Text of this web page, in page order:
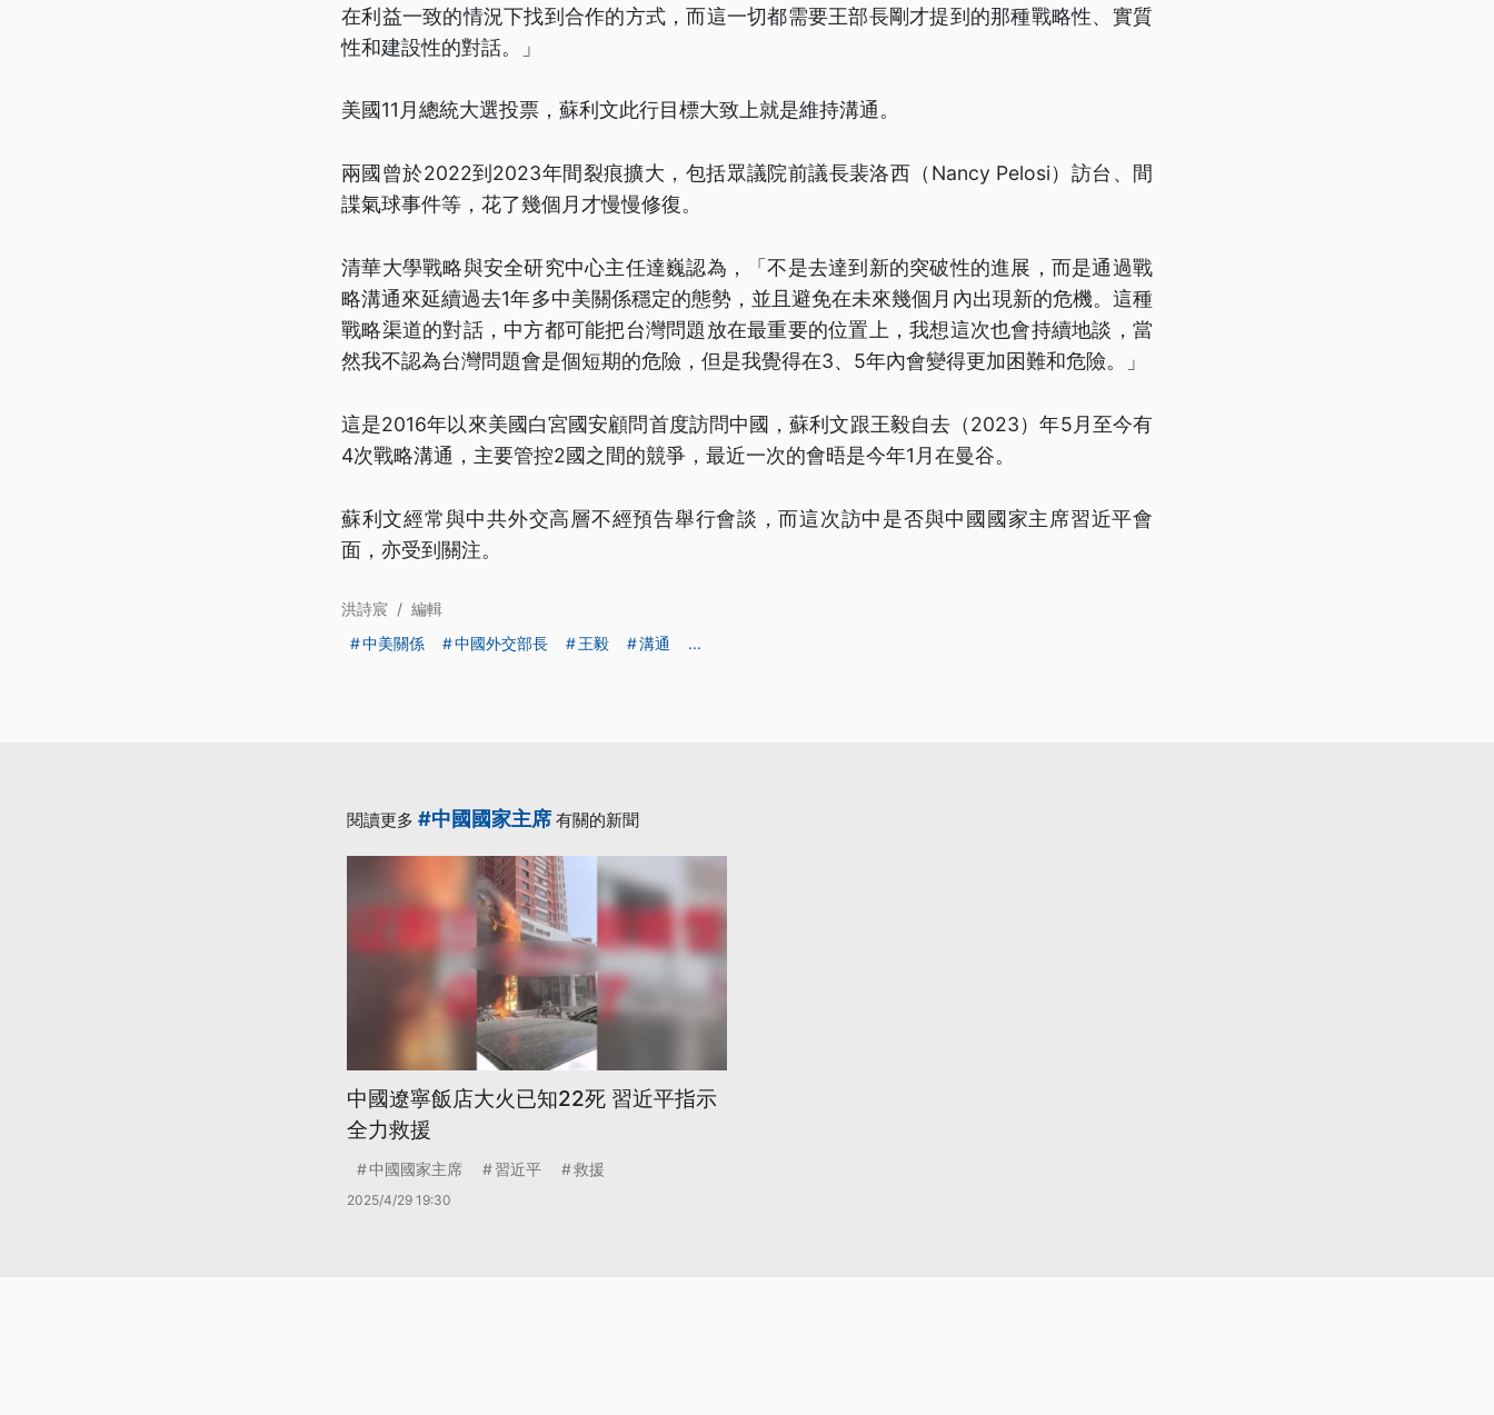
在利益一致的情況下找到合作的方式，而這一切都需要王部長剛才提到的那種戰略性、實質
性和建設性的對話。」
美國11月總統大選投票，蘇利文此行目標大致上就是維持溝通。
兩國曾於2022到2023年間裂痕擴大，包括眾議院前議長裴洛西（Nancy Pelosi）訪台、間
諜氣球事件等，花了幾個月才慢慢修復。
清華大學戰略與安全研究中心主任達巍認為，「不是去達到新的突破性的進展，而是通過戰
略溝通來延續過去1年多中美關係穩定的態勢，並且避免在未來幾個月內出現新的危機。這種
戰略渠道的對話，中方都可能把台灣問題放在最重要的位置上，我想這次也會持續地談，當
然我不認為台灣問題會是個短期的危險，但是我覺得在3、5年內會變得更加困難和危險。」
這是2016年以來美國白宮國安顧問首度訪問中國，蘇利文跟王毅自去（2023）年5月至今有
4次戰略溝通，主要管控2國之間的競爭，最近一次的會晤是今年1月在曼谷。
蘇利文經常與中共外交高層不經預告舉行會談，而這次訪中是否與中國國家主席習近平會
面，亦受到關注。
洪詩宸 / 編輯
中美關係
中國外交部長 王毅 溝通 ...
閱讀更多 #中國國家主席 有關的新聞
中國遼寧飯店大火已知22死 習近平指示
全力救援
中國國家主席 習近平 救援
2025/4/29 19:30